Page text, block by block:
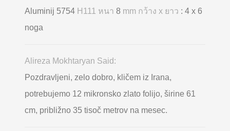
Aluminij 5754 H111 หนา 8 mm กว้าง x ยาว : 4 x 6
noga
Alireza Mokhtaryan Said:
Pozdravljeni, zelo dobro, kličem iz Irana,
potrebujemo 12 mikronsko zlato folijo, širine 61
cm, približno 35 tisoč metrov na mesec.